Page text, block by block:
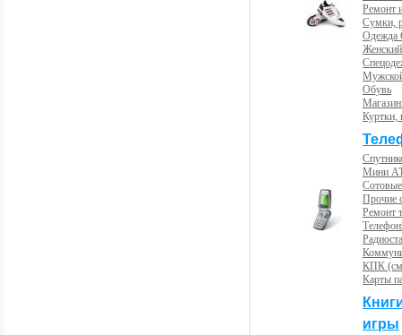
Ремонт
Сумки,
Одежда
Обувь
Куртки,
Мини
Прочие
Ремонт
КПК
Карты
игры